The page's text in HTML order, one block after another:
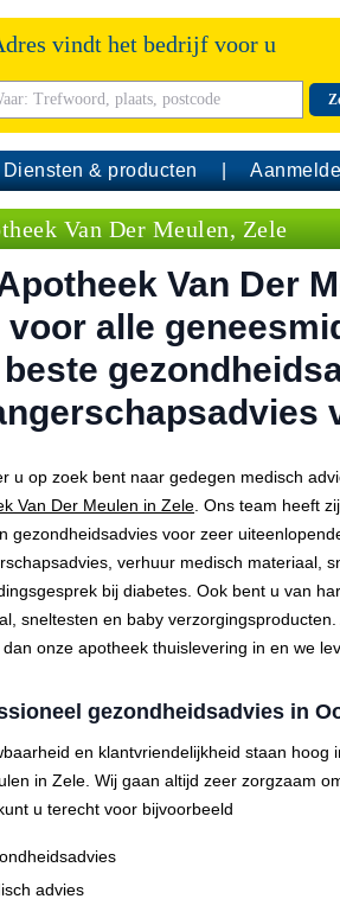
vindt het bedrijf voor u
Diensten & producten
Van Der Meulen, Zele
Van Der
voor alle
u op zoek bent naar gedegen medisch
Van Der Meulen in Zele . Ons team heeft
gezondheidsadvies voor zeer
verhuur medisch materiaal,
bij diabetes. Ook bent u van
sneltesten en baby
onze apotheek thuislevering in en we
gezondheidsadvies in
en klantvriendelijkheid staan
in Zele. Wij gaan altijd zeer zorgzaam
u terecht voor bijvoorbeeld
advies